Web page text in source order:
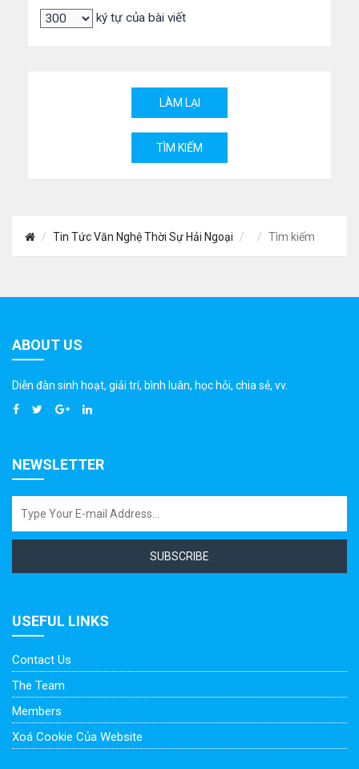
ký tự của bài viết
Tin Tức Văn Nghệ Thời Sự Hải Ngoại Tìm kiếm
ABOUT US
Diễn đàn sinh hoạt, giải trí, bình luân, học hỏi, chia sẻ, vv.
NEWSLETTER
SUBSCRIBE
USEFUL LINKS
Contact Us
The Team
Members
Xoá Cookie Của Website